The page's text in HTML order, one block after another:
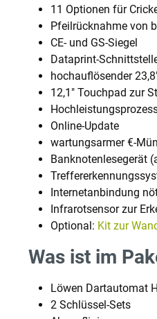
11 Optionen für
Pfeilrücknahme von
CE- und GS-Siegel
Dataprint-
hochauflösender
12,1" Touchpad zur
Online-Update
wartungsarmer €-
Banknotenlesegerät
Internetanbindung
Infrarotsensor zur
Optional: Kit zur
Was ist im
Löwen Dartautomat
2 Schlüssel-Sets